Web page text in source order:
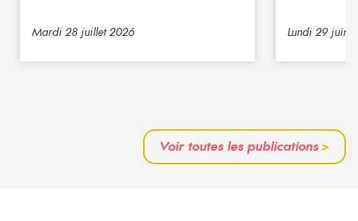
Mardi 28 juillet 2026 Lundi 29 juin
Voir toutes les publications>